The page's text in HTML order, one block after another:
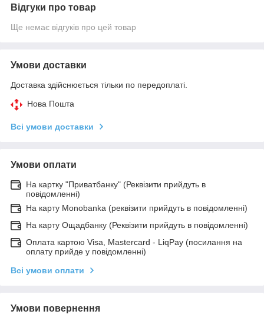
Відгуки про товар
Ще немає відгуків про цей товар
Умови доставки
Доставка здійснюється тільки по передоплаті.
Нова Пошта
Всі умови доставки
Умови оплати
На картку "Приватбанку" (Реквізити прийдуть в
повідомленні)
На карту Monobanka (реквізити прийдуть в повідомленні)
На карту Ощадбанку (Реквізити прийдуть в повідомленні)
Оплата картою Visa, Mastercard - LiqPay (посилання на
оплату прийде у повідомленні)
Всі умови оплати
Умови повернення